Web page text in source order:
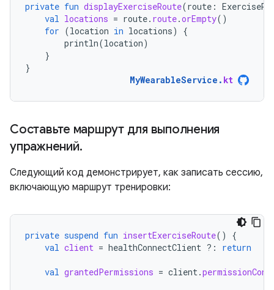
private fun displayExerciseRoute(route :
val locations = route. route.orEmpty()
for (location in locations)
{
println(location)
}
}
MyWearableService . kt
Составьте маршрут для выполнения
упражнений.
Следующий код демонстрирует, как записать сессию,
включающую маршрут тренировки:
private suspend fun insertExerciseRoute()
{
val client = healthConnectClient ?: return
val grantedPermissions = client.